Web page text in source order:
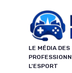
LE MÉDIA DES
L'ESPORT